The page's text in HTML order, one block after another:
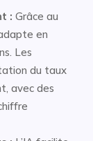
: Grâce au
en
Les
du taux
avec des